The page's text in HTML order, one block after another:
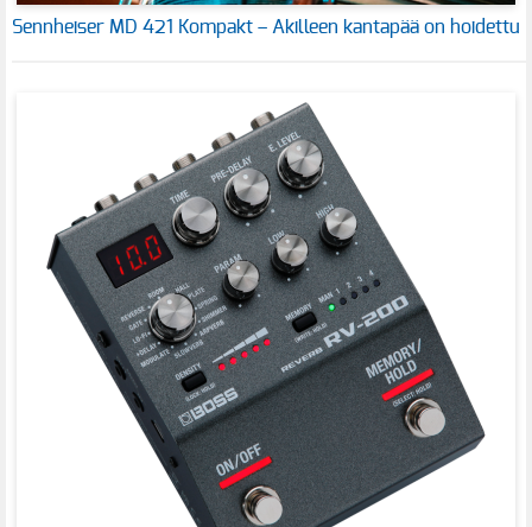
Sennheiser MD 421 Kompakt – Akilleen kantapää on hoidettu